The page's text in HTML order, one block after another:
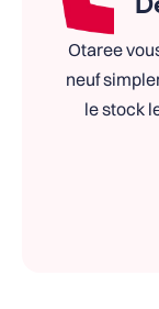
Otaree
neuf
le stock